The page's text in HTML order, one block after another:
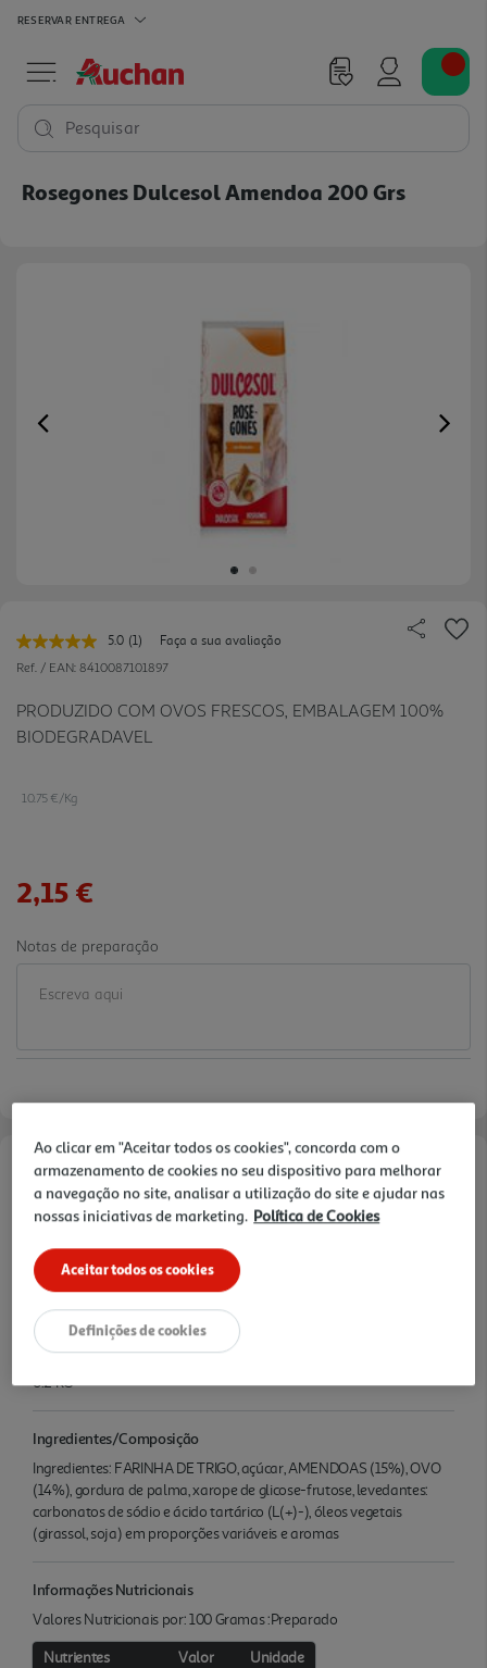
RESERVAR ENTREGA
Pesquisar
Rosegones Dulcesol Amendoa 200 Grs
Previous
5.0 Leu
uma
Link
para
a
(1)
Faça a sua avaliação
Ref. / EAN: 8410087101897
PRODUZIDO COM OVOS FRESCOS, EMBALAGEM 100%
BIODEGRADAVEL
10.75 €/Kg
2,15 €
Notas de preparação
Informações de Marketing
BIODEGRADAVEL
Quantidade Liquida
0.2 KG
Ingredientes/Composição
Ingredientes: FARINHA DE TRIGO, açúcar, AMENDOAS (15%), OVO
(14%), gordura de palma, xarope de glicose-frutose, levedantes:
carbonatos de sódio e ácido tartárico (L(+)-), óleos vegetais
(girassol, soja) em proporções variáveis e aromas
Informações Nutricionais
Valores Nutricionais por: 100 Gramas :Preparado
Nutrientes Valor
Unidade
Ao clicar em "Aceitar todos os cookies", concorda com o
armazenamento de cookies no seu dispositivo para melhorar
a navegação no site, analisar a utilização do site e ajudar nas
nossas iniciativas de marketing. Política de Cookies
Aceitar todos os cookies
Definições de cookies